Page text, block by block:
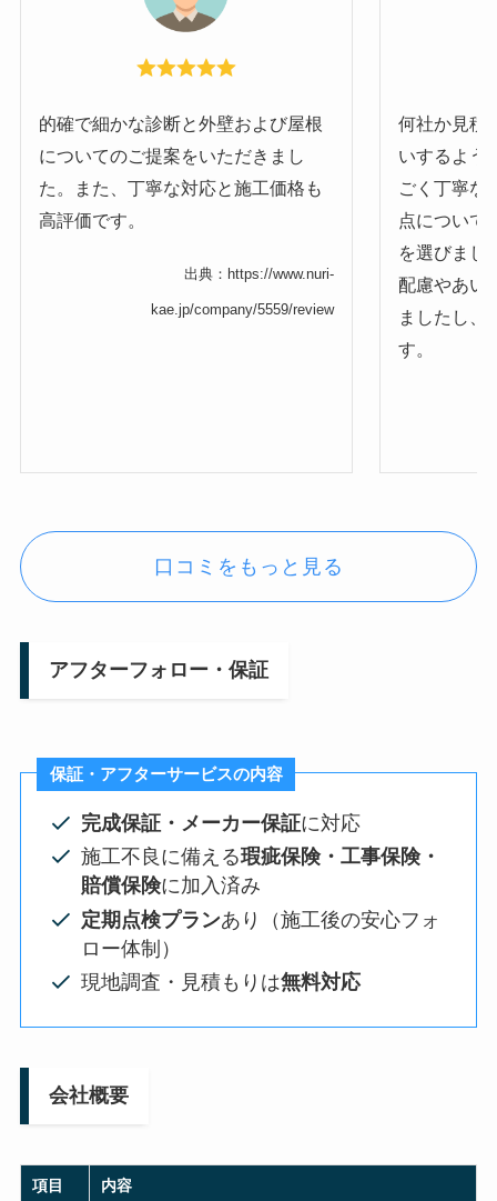
的確で細かな診断と外壁および屋根
についてのご提案をいただきまし
た。また、丁寧な対応と施工価格も
高評価です。
出典：https://www.nuri-
kae.jp/company/5559/review
何社か見積
いするよう
ごく丁寧な
点について
を選びまし
配慮やあい
ましたし、
す。
口コミをもっと見る
アフターフォロー・保証
保証・アフターサービスの内容
完成保証・メーカー保証に対応
施工不良に備える瑕疵保険・工事保険・
賠償保険に加入済み
定期点検プランあり（施工後の安心フォ
ロー体制）
現地調査・見積もりは無料対応
会社概要
項目 内容